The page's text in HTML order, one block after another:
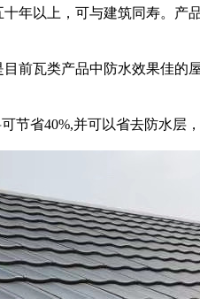
年以上，可与建筑同寿。
前瓦类产品中防水效果佳
节省40%,并可以省去防水层